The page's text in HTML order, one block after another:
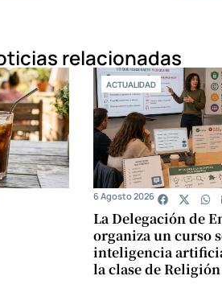
relacionadas
ACTUALIDAD
La Delegación de
organiza un curso
inteligencia
la clase de Religión
6 Agosto 2026